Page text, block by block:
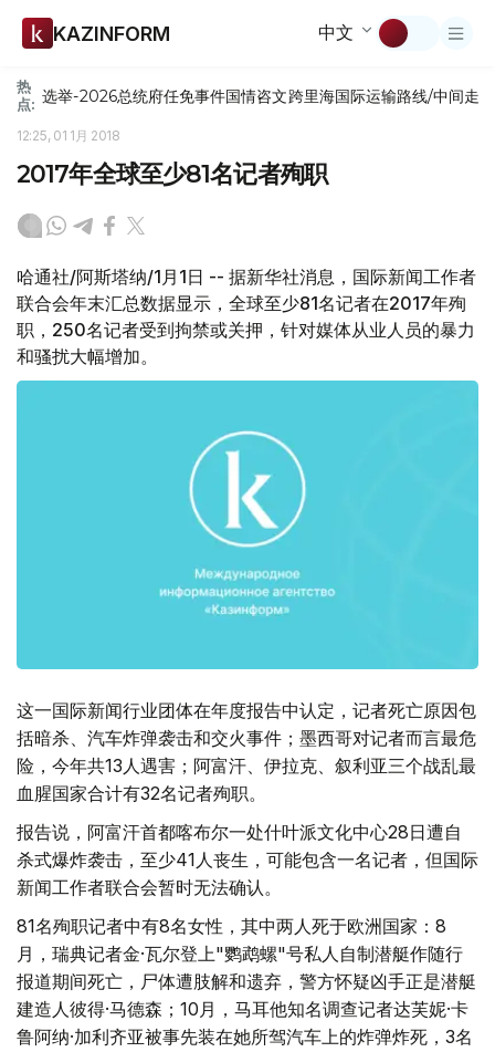
KAZINFORM 中文
热
点: 选举-2026总统府任免事件国情咨文跨里海国际运输路线/中间走廊
12:25, 01 1月 2018
2017年全球至少81名记者殉职
哈通社/阿斯塔纳/1月1日 -- 据新华社消息，国际新闻工作者
联合会年末汇总数据显示，全球至少81名记者在2017年殉
职，250名记者受到拘禁或关押，针对媒体从业人员的暴力
和骚扰大幅增加。
这一国际新闻行业团体在年度报告中认定，记者死亡原因包
括暗杀、汽车炸弹袭击和交火事件；墨西哥对记者而言最危
险，今年共13人遇害；阿富汗、伊拉克、叙利亚三个战乱最
血腥国家合计有32名记者殉职。
报告说，阿富汗首都喀布尔一处什叶派文化中心28日遭自
杀式爆炸袭击，至少41人丧生，可能包含一名记者，但国际
新闻工作者联合会暂时无法确认。
81名殉职记者中有8名女性，其中两人死于欧洲国家：8
月，瑞典记者金·瓦尔登上"鹦鹉螺"号私人自制潜艇作随行
报道期间死亡，尸体遭肢解和遗弃，警方怀疑凶手正是潜艇
建造人彼得·马德森；10月，马耳他知名调查记者达芙妮·卡
鲁阿纳·加利齐亚被事先装在她所驾汽车上的炸弹炸死，3名